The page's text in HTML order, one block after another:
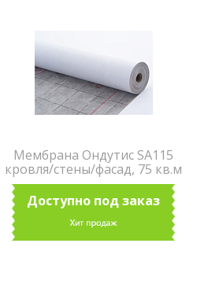
Мембрана Ондутис SA115
кровля/стены/фасад, 75 кв.м
Доступно под заказ